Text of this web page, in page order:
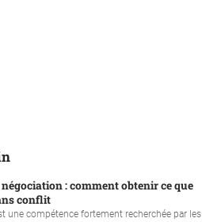
: comment obtenir ce que
conflit
une compétence fortement recherchée par les